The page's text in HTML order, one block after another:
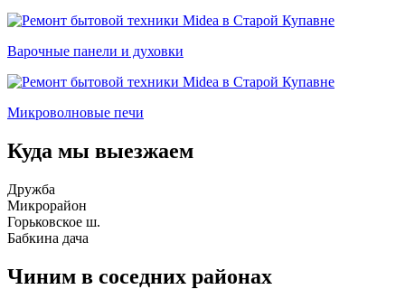
Варочные панели и духовки
Микроволновые печи
Куда мы выезжаем
Дружба
Микрорайон
Горьковское ш.
Бабкина дача
Чиним в соседних районах